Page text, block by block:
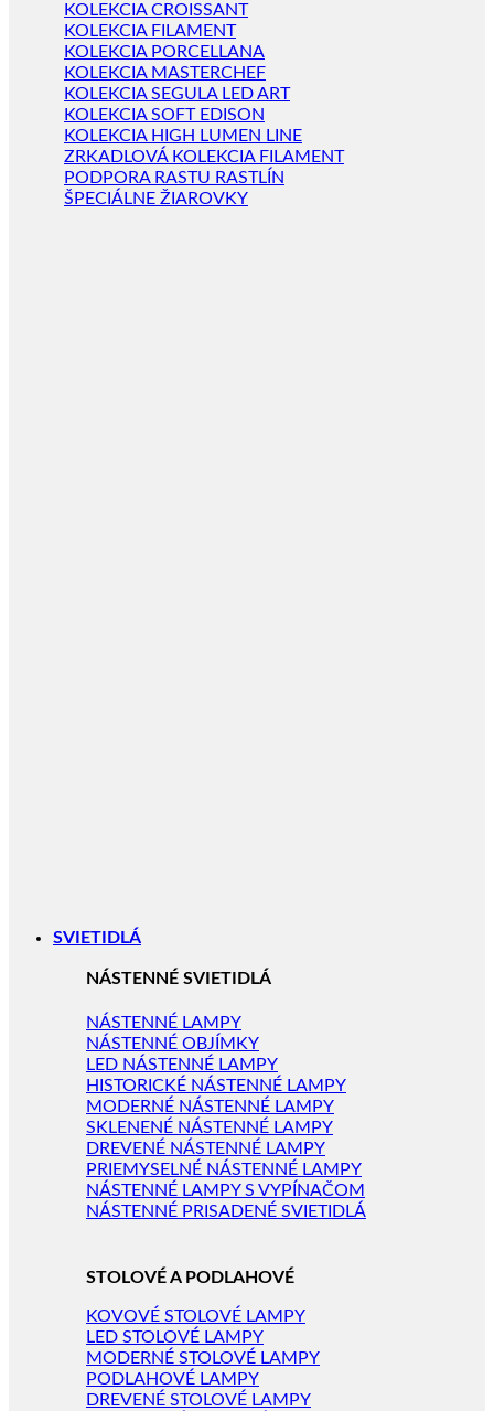
KOLEKCIA CROISSANT
KOLEKCIA FILAMENT
KOLEKCIA PORCELLANA
KOLEKCIA MASTERCHEF
KOLEKCIA SEGULA LED ART
KOLEKCIA SOFT EDISON
KOLEKCIA HIGH LUMEN LINE
ZRKADLOVÁ KOLEKCIA FILAMENT
PODPORA RASTU RASTLÍN
ŠPECIÁLNE ŽIAROVKY
SVIETIDLÁ
NÁSTENNÉ SVIETIDLÁ
NÁSTENNÉ LAMPY
NÁSTENNÉ OBJÍMKY
LED NÁSTENNÉ LAMPY
HISTORICKÉ NÁSTENNÉ LAMPY
MODERNÉ NÁSTENNÉ LAMPY
SKLENENÉ NÁSTENNÉ LAMPY
DREVENÉ NÁSTENNÉ LAMPY
PRIEMYSELNÉ NÁSTENNÉ LAMPY
NÁSTENNÉ LAMPY S VYPÍNAČOM
NÁSTENNÉ PRISADENÉ SVIETIDLÁ
STOLOVÉ A PODLAHOVÉ
KOVOVÉ STOLOVÉ LAMPY
LED STOLOVÉ LAMPY
MODERNÉ STOLOVÉ LAMPY
PODLAHOVÉ LAMPY
DREVENÉ STOLOVÉ LAMPY